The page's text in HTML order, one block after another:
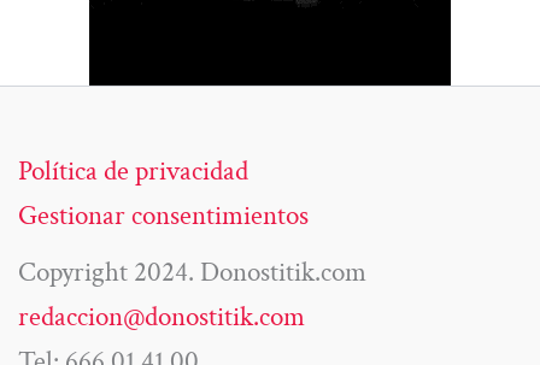
Política de privacidad
Gestionar consentimientos
Copyright 2024. Donostitik.com
redaccion@donostitik.com